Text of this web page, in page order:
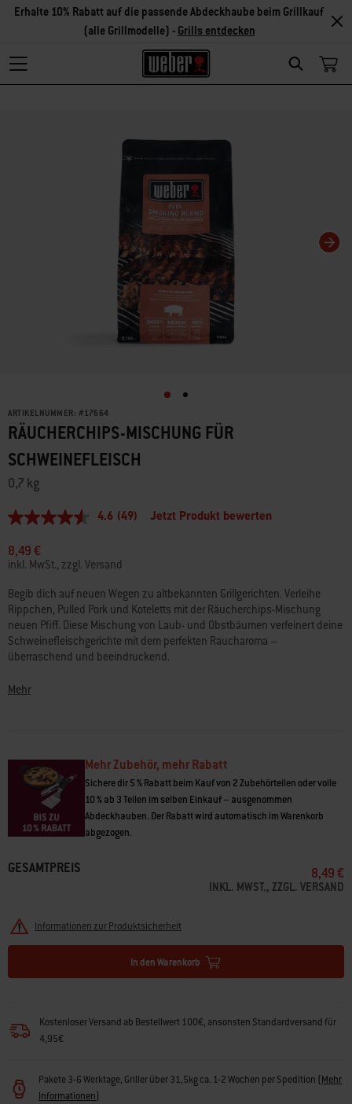
Search
Erhalte 10% Rabatt auf die passende Abdeckhaube beim Grillkauf
(alle Grillmodelle) - Grills entdecken
ARTIKELNUMMER: #17664
RÄUCHERCHIPS-MISCHUNG FÜR
SCHWEINEFLEISCH
0,7 kg
4.6
5
Sternen,
Durchschnittswert
der
Bewertung.
Read
49
Reviews.
Link
auf
Seite.
4.6 (49) Jetzt Produkt bewerten
8,49 €
inkl. MwSt., zzgl. Versand
Begib dich auf neuen Wegen zu altbekannten Grillgerichten. Verleihe
Rippchen, Pulled Pork und Koteletts mit der Räucherchips-Mischung
neuen Pfiff. Diese Mischung von Laub- und Obstbäumen verfeinert deine
Schweinefleischgerichte mit dem perfekten Raucharoma –
überraschend und beeindruckend.
• Hergestellt in der Europäischen Union aus nachhaltig gewonnenem,
Mehr
Mehr Zubehör, mehr Rabatt
Sichere dir 5 % Rabatt beim Kauf von 2 Zubehörteilen oder volle
10 % ab 3 Teilen im selben Einkauf – ausgenommen
Abdeckhauben. Der Rabatt wird automatisch im Warenkorb
abgezogen.
GESAMTPREIS 8,49 €
INKL. MWST., ZZGL. VERSAND
Informationen zur Produktsicherheit
In den Warenkorb
Kostenloser Versand ab Bestellwert 100€, ansonsten Standardversand für
4,95€
Pakete 3-6 Werktage, Griller über 31,5kg ca. 1-2 Wochen per Spedition (Mehr
Informationen)